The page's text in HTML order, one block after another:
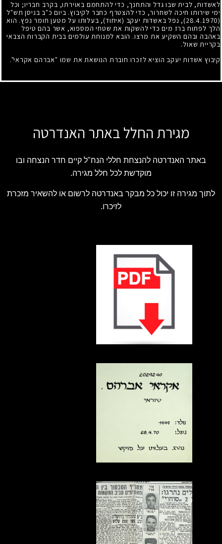
לאשדות, לבית שבו גדל והתחנך, כדי להתחמם באוירתו, בקרב חבריו; וכל
ימי שירותו חיכה לשחרור, כדי להצטרף כחבר לקיבוץ. ביום כ"ב בניסן תש"ל
(28.4.1970)
, נפל באשדות יעקב (איחוד), בעלותו על מטען חומר נפץ. הוא
הלך לפתוח ברז מים כדי להשקות את שטחי המספוא, אשר בהם טיפל
באהבה ובהם השקיע את מרצו. הובא למנוחת עולמים בבית הקברות הצבאי
בקריית שאול.
קיבוץ אשדות יעקב הוציא לזכרו חוברת הנושאת את שמו "אברהם אקראי".
מגירת החלל באתר האנדרטה
באתר האנדרטה להנצחת חללי הנח"ל קיים חדר הנצחה ובו
מוקדשת לכל חלל מגירה.
לתוך מגירה זו יכול כל מבקר באנדרטה לרשום או להשאיר מזכרת
לזיכרו.